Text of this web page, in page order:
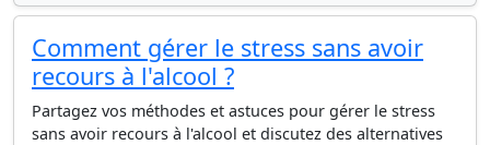
Comment gérer le stress sans avoir
recours à l'alcool ?
Partagez vos méthodes et astuces pour gérer le stress
sans avoir recours à l'alcool et discutez des alternatives